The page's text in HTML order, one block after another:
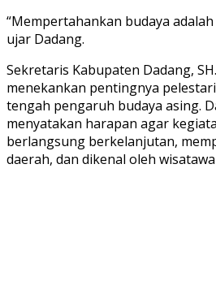
“Mempertahankan budaya
ujar Dadang.
Sekretaris Kabupaten Dadang,
menekankan pentingnya
tengah pengaruh budaya asing.
menyatakan harapan agar
berlangsung berkelanjutan,
daerah, dan dikenal oleh